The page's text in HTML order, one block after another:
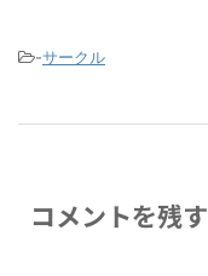
-サークル
コメントを残す